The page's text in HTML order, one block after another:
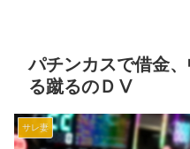
パチンカスで借金
る蹴るのＤⅤ
サレ妻